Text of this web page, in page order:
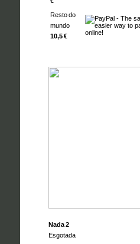
Resto do
mundo
10,5 €
Nada 2
Esgotada